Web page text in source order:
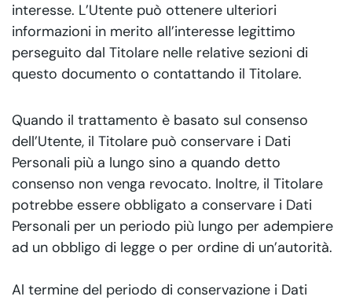
interesse. L’Utente può ottenere ulteriori
informazioni in merito all’interesse legittimo
perseguito dal Titolare nelle relative sezioni di
questo documento o contattando il Titolare.
Quando il trattamento è basato sul consenso
dell’Utente, il Titolare può conservare i Dati
Personali più a lungo sino a quando detto
consenso non venga revocato. Inoltre, il Titolare
potrebbe essere obbligato a conservare i Dati
Personali per un periodo più lungo per adempiere
ad un obbligo di legge o per ordine di un’autorità.
Al termine del periodo di conservazione i Dati